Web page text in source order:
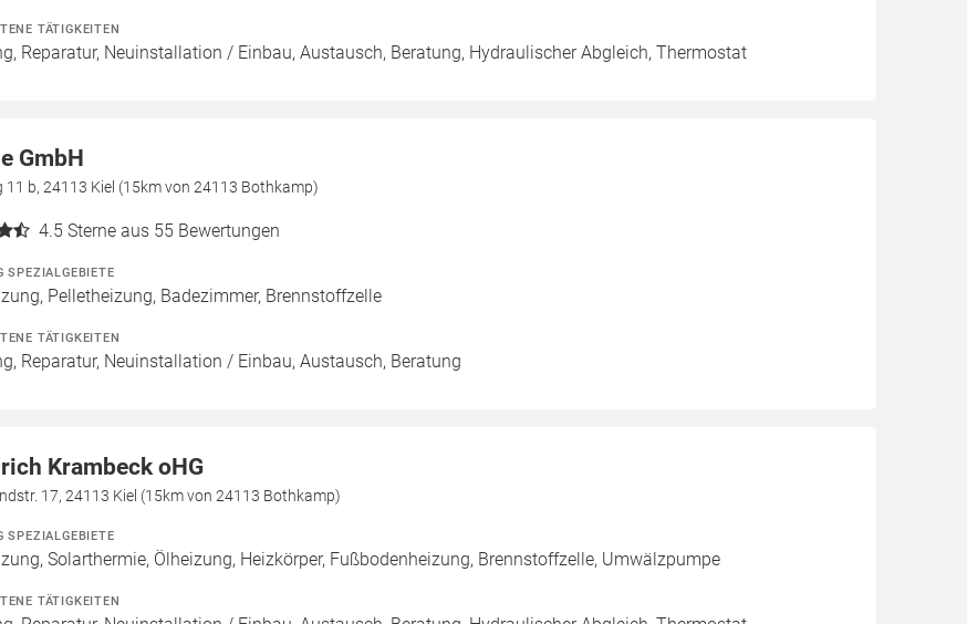
TÄTIGKEITEN
Reparatur, Neuinstallation / Einbau, Austausch, Beratung, Hydraulischer Abgleich, Thermostat
GmbH
11 b, 24113 Kiel (15km von 24113 Bothkamp)
4.5 Sterne aus 55 Bewertungen
SPEZIALGEBIETE
Pelletheizung, Badezimmer, Brennstoffzelle
TÄTIGKEITEN
Reparatur, Neuinstallation / Einbau, Austausch, Beratung
Krambeck oHG
17, 24113 Kiel (15km von 24113 Bothkamp)
SPEZIALGEBIETE
Solarthermie, Ölheizung, Heizkörper, Fußbodenheizung, Brennstoffzelle, Umwälzpumpe
TÄTIGKEITEN